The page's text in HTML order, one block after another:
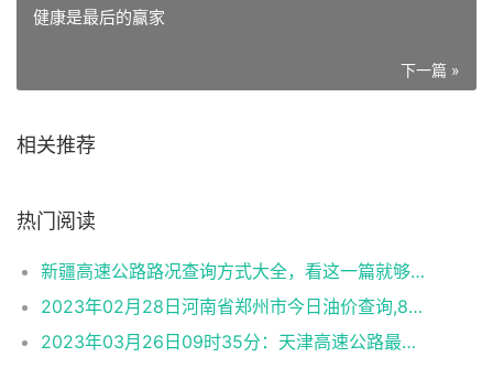
健康是最后的赢家
下一篇 »
相关推荐
热门阅读
新疆高速公路路况查询方式大全，看这一篇就够了！【司机收藏】
2023年02月28日河南省郑州市今日油价查询,89号汽油,92号汽油,95号汽油,89号柴油
2023年03月26日09时35分：天津高速公路最新路况实时播报